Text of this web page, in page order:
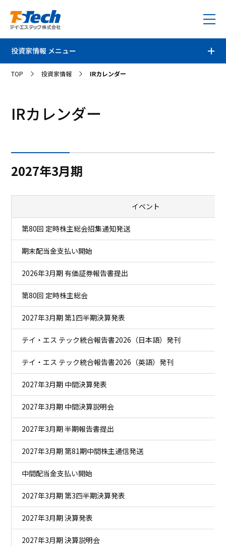
投資家情報 メニュー
投資家情報トップ
ディスクロジャーポリシー
株主還元
アナリストカバレッジ
有価証券報告書
臨時報告書
コーポレート・ガバナンス報告書
株主総会関連書類
株主通信
統合報告書
個人投資家さま向け資料
ファクトシート
その他資料
IRカレンダー
事業などのリスク
電子公告
よくあるご質問
TOP 投資家情報 IRカレンダー
IRカレンダー
2027年3月期
イベント
第80回 定時株主総会招集通知発送
期末配当金支払い開始
2026年3月期 有価証券報告書提出
第80回 定時株主総会
2027年3月期 第1四半期決算発表
テイ・エス テック統合報告書2026（日本語）発刊
テイ・エス テック統合報告書2026（英語）発刊
2027年3月期 中間決算発表
2027年3月期 中間決算説明会
2027年3月期 半期報告書提出
2027年3月期 第81期中間株主通信発送
中間配当金支払い開始
2027年3月期 第3四半期決算発表
2027年3月期 決算発表
2027年3月期 決算説明会